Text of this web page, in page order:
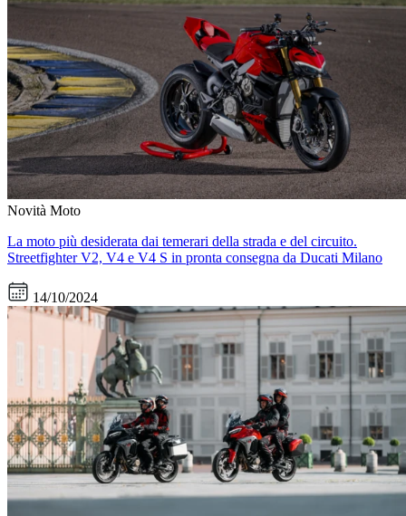
Novità Moto
La moto più desiderata dai temerari della strada e del circuito.
Streetfighter V2, V4 e V4 S in pronta consegna da Ducati Milano
14/10/2024